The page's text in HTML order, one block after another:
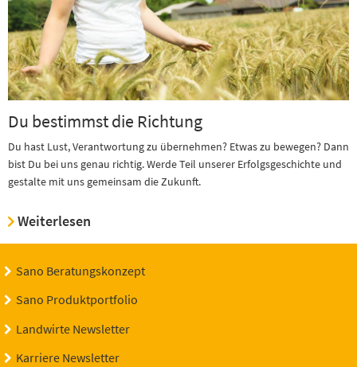
Du bestimmst die Richtung
Du hast Lust, Verantwortung zu übernehmen? Etwas zu bewegen? Dann
bist Du bei uns genau richtig. Werde Teil unserer Erfolgsgeschichte und
gestalte mit uns gemeinsam die Zukunft.
Weiterlesen
Sano Beratungskonzept
Sano Produktportfolio
Landwirte Newsletter
Karriere Newsletter